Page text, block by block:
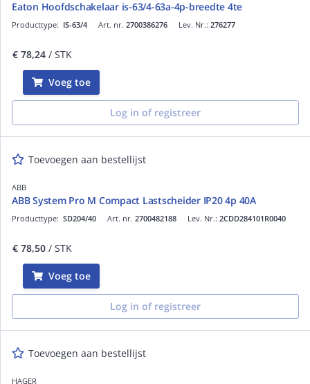
Eaton Hoofdschakelaar is-63/4-63a-4p-breedte 4te
Art. nr. 2700386276
Producttype: IS-63/4 Lev. Nr.: 276277
€ 78,24 / STK
Voeg toe
Log in of registreer
Toevoegen aan bestellijst
ABB
ABB System Pro M Compact Lastscheider IP20 4p 40A
Art. nr. 2700482188
Producttype: SD204/40 Lev. Nr.: 2CDD284101R0040
€ 78,50 / STK
Voeg toe
Log in of registreer
Toevoegen aan bestellijst
HAGER